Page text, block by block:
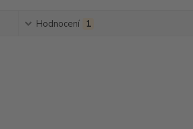
Hodnocení 1